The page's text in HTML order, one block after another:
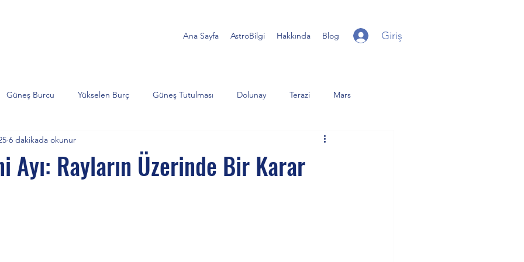
Ana Sayfa AstroBilgi Hakkında Blog Giriş
Güneş Burcu Yükselen Burç Güneş Tutulması Dolunay Terazi Mars
Akrep Satürn
Ayı: Rayların Üzerinde Bir Karar
6 dakikada okunur